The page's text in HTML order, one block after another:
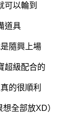
可以輪到
道具
隨興上場
超級配合的
的很順利
全部放XD）